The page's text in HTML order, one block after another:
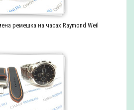
ремешка на часах Raymond Weil